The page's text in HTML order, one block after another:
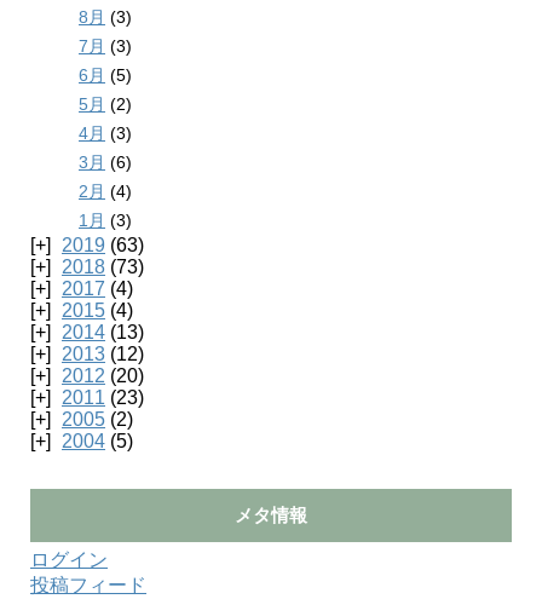
8月 (3)
7月 (3)
6月 (5)
5月 (2)
4月 (3)
3月 (6)
2月 (4)
1月 (3)
2019 (63)
2018 (73)
2017 (4)
2015 (4)
2014 (13)
2013 (12)
2012 (20)
2011 (23)
2005 (2)
2004 (5)
メタ情報
ログイン
投稿フィード